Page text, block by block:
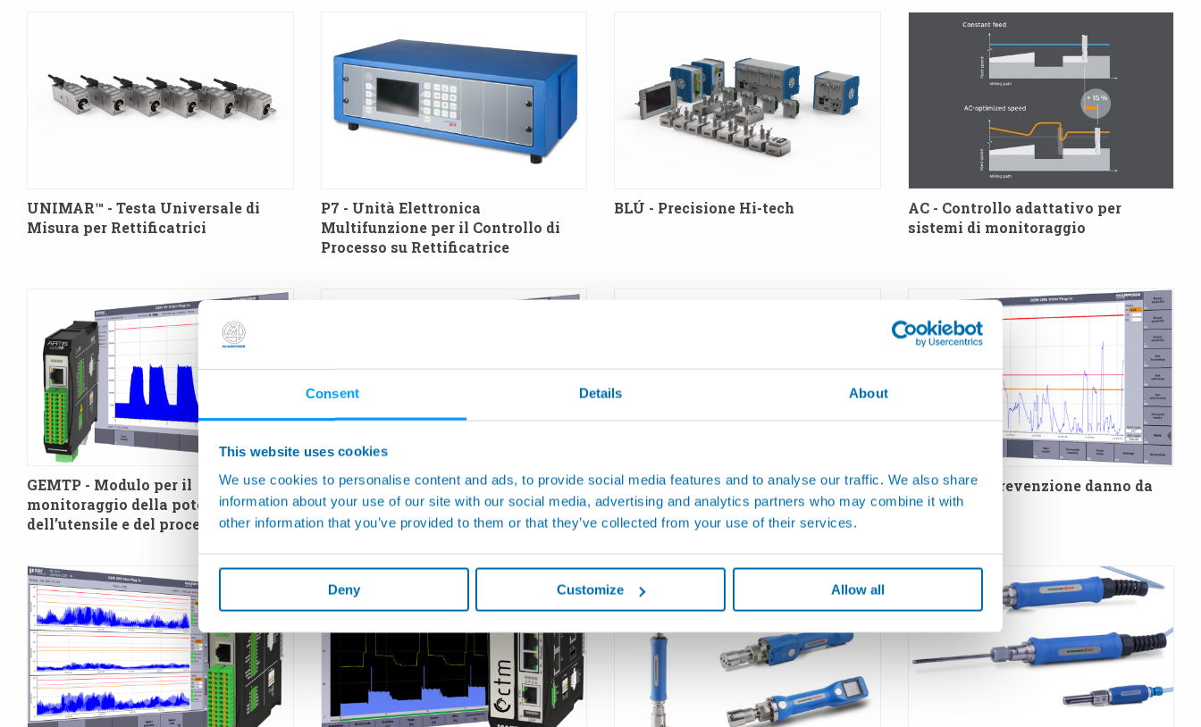
Consent Details About
This website uses cookies
We use cookies to personalise content and ads, to provide social media features and to analyse our traffic. We also share
information about your use of our site with our social media, advertising and analytics partners who may combine it with
other information that you’ve provided to them or that they’ve collected from your use of their services.
Deny Customize Allow all
UNIMAR™ - Testa Universale di
Misura per Rettificatrici
P7 - Unità Elettronica
Multifunzione per il Controllo di
Processo su Rettificatrice
BLÚ - Precisione Hi-tech
AC - Controllo adattativo per
sistemi di monitoraggio
GEMTP - Modulo per il
monitoraggio della potenza
dell’utensile e del processo
GEMCPU - Sistema di monitoraggio
utensile e processo
DDU - Sistema di Sensori Non a
Contatto per Controllo Forza e
Coppia
GEMCMS - Prevenzione danno da
collisioni